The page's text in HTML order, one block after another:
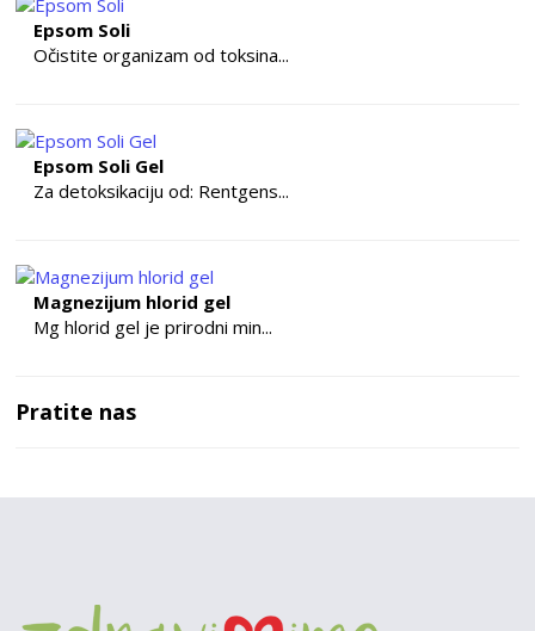
Epsom Soli
Očistite organizam od toksina...
Epsom Soli Gel
Za detoksikaciju od: Rentgens...
Magnezijum hlorid gel
Mg hlorid gel je prirodni min...
Pratite nas